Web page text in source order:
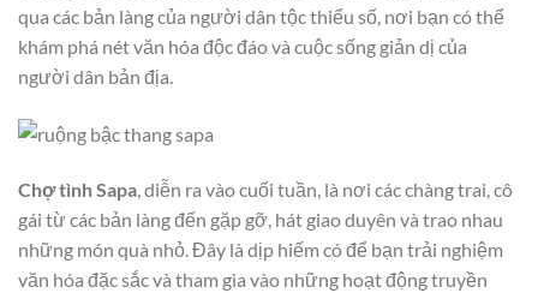
qua các bản làng của người dân tộc thiểu số, nơi bạn có thể
khám phá nét văn hóa độc đáo và cuộc sống giản dị của
người dân bản địa.
Chợ tình Sapa, diễn ra vào cuối tuần, là nơi các chàng trai, cô
gái từ các bản làng đến gặp gỡ, hát giao duyên và trao nhau
những món quà nhỏ. Đây là dịp hiếm có để bạn trải nghiệm
văn hóa đặc sắc và tham gia vào những hoạt động truyền